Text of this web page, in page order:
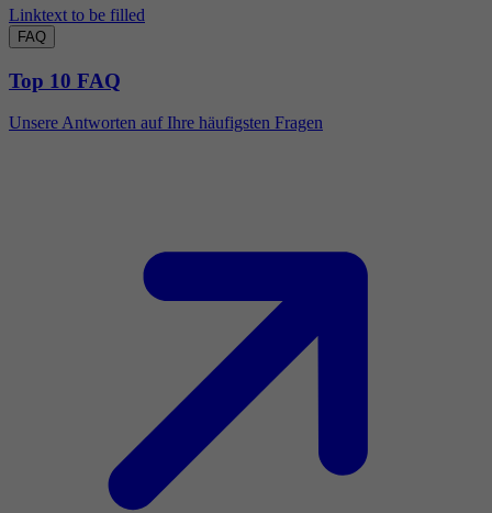
Linktext to be filled
FAQ
Top 10 FAQ
Unsere Antworten auf Ihre häufigsten Fragen